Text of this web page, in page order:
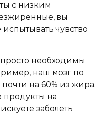
с низким
вы
испытывать чувство
необходимы
наш мозг по
на 60% из жира.
продукты на
заболеть